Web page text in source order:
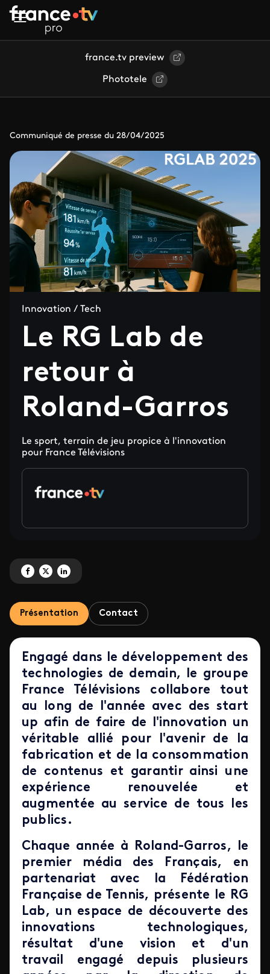
Aller au contenu principal
france.tv preview
Phototele
Communiqué de presse du 28/04/2025
Innovation / Tech
Le RG Lab de
retour à
Roland-Garros
Le sport, terrain de jeu propice à l'innovation
pour France Télévisions
Partagez 'Le RG Lab de retour à Roland-Garros' sur Facebook
Partagez 'Le RG Lab de retour à Roland-Garros' sur X
Partagez 'Le RG Lab de retour à Roland-Garros' sur LinkedIn
Présentation Contact
Engagé dans le développement des
technologies de demain, le groupe
France Télévisions collabore tout
au long de l'année avec des start
up afin de faire de l'innovation un
véritable allié pour l'avenir de la
fabrication et de la consommation
de contenus et garantir ainsi une
expérience renouvelée et
augmentée au service de tous les
publics.
Chaque année à Roland-Garros, le
premier média des Français, en
partenariat avec la Fédération
Française de Tennis, présente le RG
Lab, un espace de découverte des
innovations technologiques,
résultat d'une vision et d'un
travail engagé depuis plusieurs